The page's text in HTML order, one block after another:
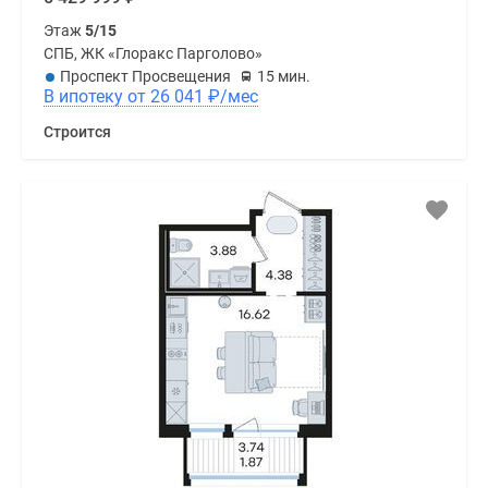
Этаж5/15
СПБ, ЖК «Глоракс Парголово»
Проспект Просвещения
15 мин.
В ипотеку от 26 041 ₽/мес
Строится